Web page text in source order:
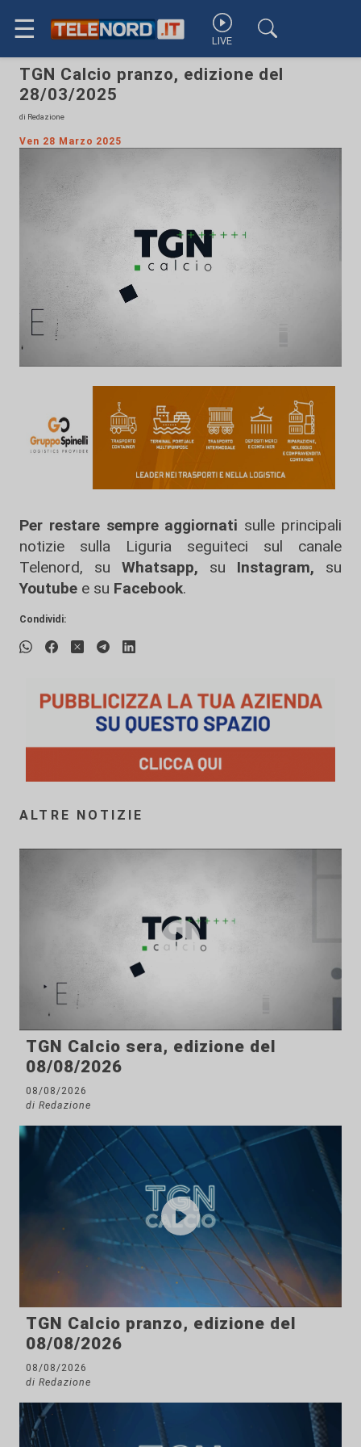
☰ LIVE
TGN Calcio pranzo, edizione del
28/03/2025
di Redazione
Ven 28 Marzo 2025
Per restare sempre aggiornati sulle principali
notizie sulla Liguria seguiteci sul canale
Telenord, su
Whatsapp, su Instagram, su
Youtube e su Facebook.
Condividi:
ALTRE NOTIZIE
TGN Calcio sera, edizione del
08/08/2026
08/08/2026
di Redazione
TGN Calcio pranzo, edizione del
08/08/2026
08/08/2026
di Redazione